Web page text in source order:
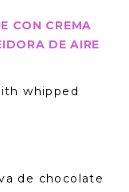
CON CREMA
DE AIRE
de chocolate